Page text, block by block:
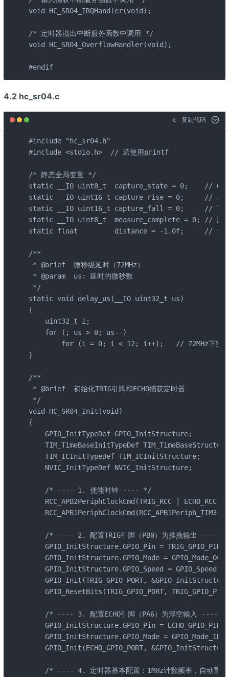
void HC_SR04_IRQHandler(void);
/* 定时器溢出中断服务函数中调用 */
void HC_SR04_OverflowHandler(void);
#endif
4.2 hc_sr04.c
c 复制代码
#include "hc_sr04.h"
#include <stdio.h>  // 若使用printf
/* 静态全局变量 */
static __IO uint8_t  capture_state = 0;    // 0: 空闲
static __IO uint16_t capture_rise = 0;     // 上升
static __IO uint16_t capture_fall = 0;     // 下降
static __IO uint8_t  measure_complete = 0; // 测量
static float         distance = -1.0f;     // 当前
/**
* @brief  微秒级延时（72MHz）
* @param  us: 延时的微秒数
*/
static void delay_us(__IO uint32_t us)
{
    uint32_t i;
    for (; us > 0; us--)
for (i = 0; i < 12; i++);   // 72MHz下实
}
/**
* @brief  初始化TRIG引脚和ECHO捕获定时器
*/
void HC_SR04_Init(void)
{
    GPIO_InitTypeDef GPIO_InitStructure;
TIM_TimeBaseInitTypeDef
    TIM_ICInitTypeDef TIM_ICInitStructure;
    NVIC_InitTypeDef NVIC_InitStructure;
    /* ---- 1. 使能时钟 ---- */
RCC_APB2PeriphClockCmd(TRIG_RCC | ECHO_RCC,
RCC_APB1PeriphClockCmd(RCC_APB1Periph_TIM3,
/* ---- 2. 配置TRIG引脚（PB0）为推挽输出 ----
    GPIO_InitStructure.GPIO_Pin = TRIG_GPIO_PIN;
GPIO_InitStructure.GPIO_Mode =
GPIO_InitStructure.GPIO_Speed =
GPIO_Init(TRIG_GPIO_PORT,
GPIO_ResetBits(TRIG_GPIO_PORT,
/* ---- 3. 配置ECHO引脚（PA6）为浮空输入 ----
    GPIO_InitStructure.GPIO_Pin = ECHO_GPIO_PIN;
GPIO_InitStructure.GPIO_Mode =
GPIO_Init(ECHO_GPIO_PORT,
/* ---- 4. 定时器基本配置：1MHz计数频率，自动重